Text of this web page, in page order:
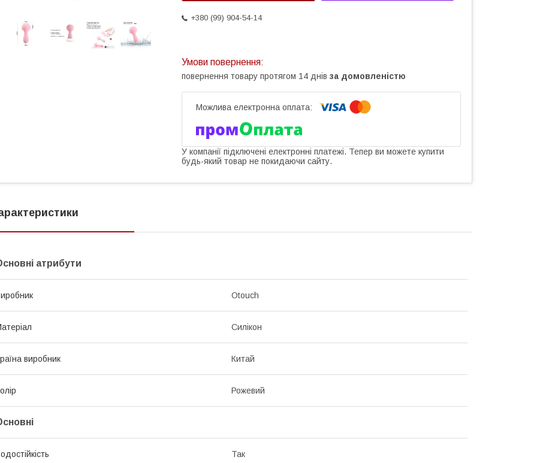
+380 (99) 904-54-14
повернення товару протягом 14 днів за домовленістю
У компанії підключені електронні платежі. Тепер ви можете купити
будь-який товар не покидаючи сайту.
атрибути
Otouch
Силікон
виробник Китай
Рожевий
Так